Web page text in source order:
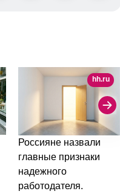
hh.ru
Россияне назвали
главные признаки
надежного
работодателя.